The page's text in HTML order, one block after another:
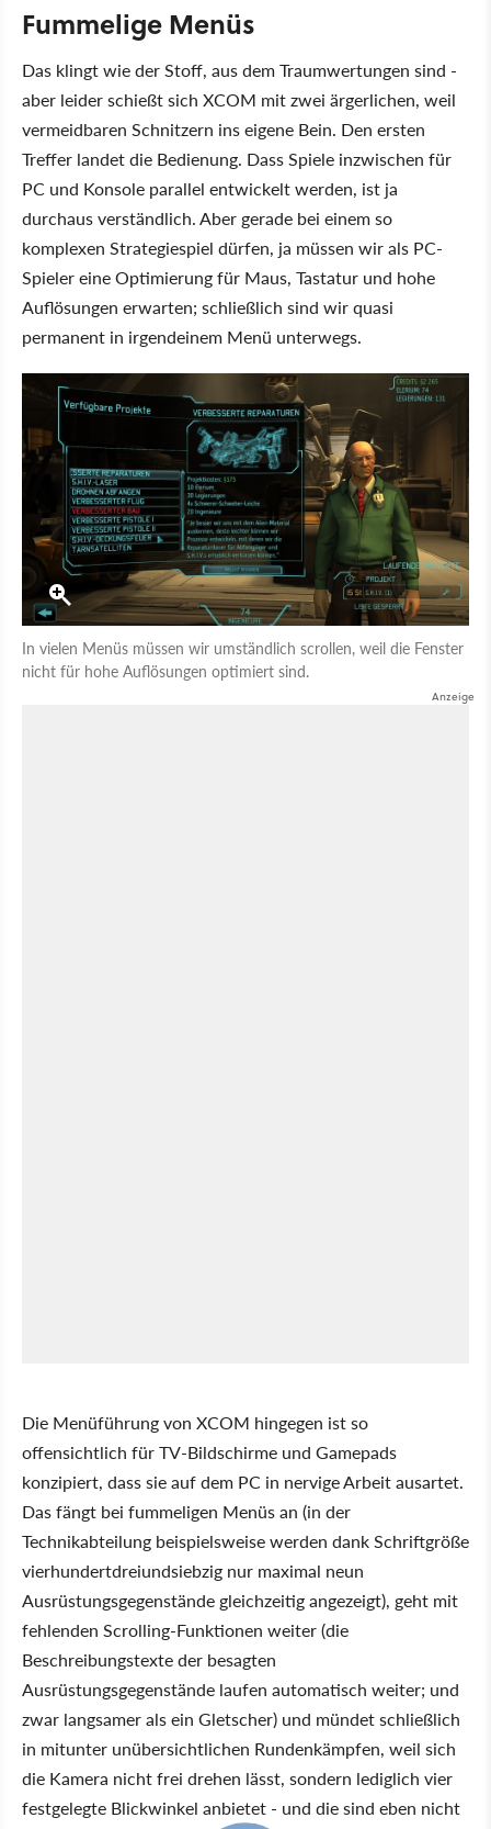
Fummelige Menüs
Das klingt wie der Stoff, aus dem Traumwertungen sind -
aber leider schießt sich XCOM mit zwei ärgerlichen, weil
vermeidbaren Schnitzern ins eigene Bein. Den ersten
Treffer landet die Bedienung. Dass Spiele inzwischen für
PC und Konsole parallel entwickelt werden, ist ja
durchaus verständlich. Aber gerade bei einem so
komplexen Strategiespiel dürfen, ja müssen wir als PC-
Spieler eine Optimierung für Maus, Tastatur und hohe
Auflösungen erwarten; schließlich sind wir quasi
permanent in irgendeinem Menü unterwegs.
In vielen Menüs müssen wir umständlich scrollen, weil die Fenster
nicht für hohe Auflösungen optimiert sind.
Die Menüführung von XCOM hingegen ist so
offensichtlich für TV-Bildschirme und Gamepads
konzipiert, dass sie auf dem PC in nervige Arbeit ausartet.
Das fängt bei fummeligen Menüs an (in der
Technikabteilung beispielsweise werden dank Schriftgröße
vierhundertdreiundsiebzig nur maximal neun
Ausrüstungsgegenstände gleichzeitig angezeigt), geht mit
fehlenden Scrolling-Funktionen weiter (die
Beschreibungstexte der besagten
Ausrüstungsgegenstände laufen automatisch weiter; und
zwar langsamer als ein Gletscher) und mündet schließlich
in mitunter unübersichtlichen Rundenkämpfen, weil sich
die Kamera nicht frei drehen lässt, sondern lediglich vier
festgelegte Blickwinkel anbietet - und die sind eben nicht